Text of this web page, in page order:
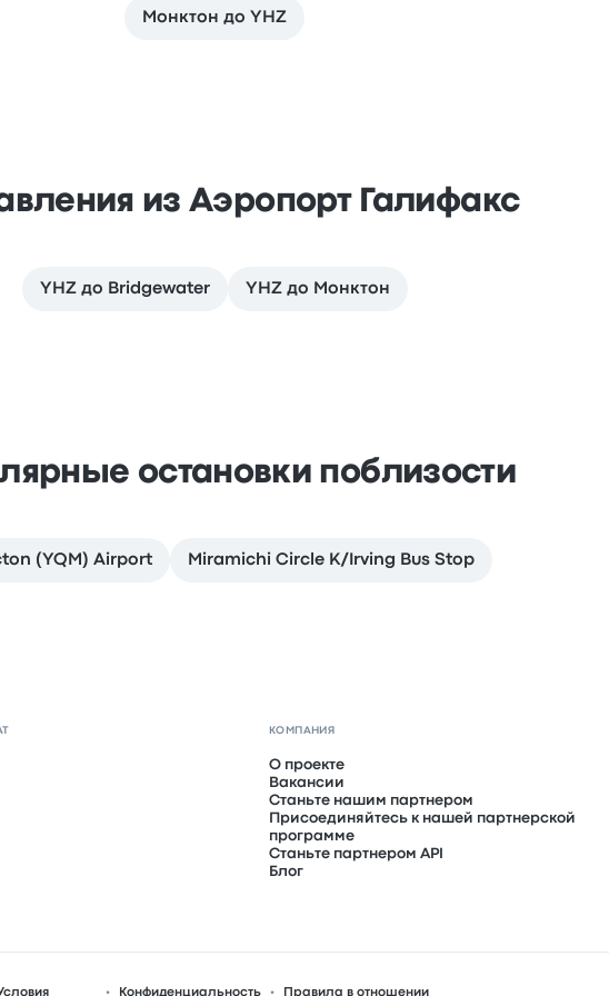
Монктон до YHZ
из Аэропорт Галифакс
YHZ до Bridgewater YHZ до Монктон
остановки поблизости
(YQM) Airport Miramichi Circle K/Irving Bus Stop
КОМПАНИЯ
О проекте
Вакансии
Станьте нашим партнером
Присоединяйтесь к нашей партнерской
программе
Станьте партнером API
Блог
Конфиденциальность Правила в отношении